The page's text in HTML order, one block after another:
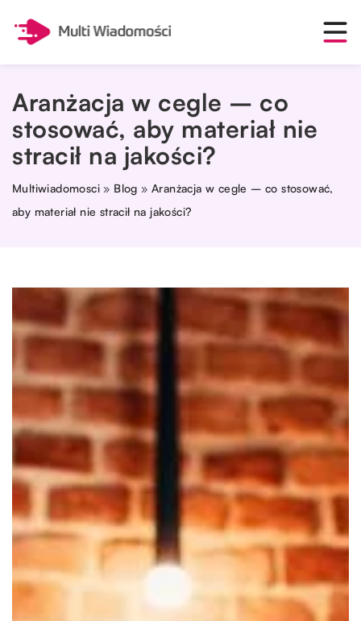
Aranżacja w cegle – co
stosować, aby materiał nie
stracił na jakości?
Multiwiadomosci » Blog »Aranżacja w cegle – co stosować,
aby materiał nie stracił na jakości?